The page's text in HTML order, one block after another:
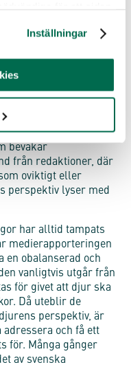
Inställningar
(6), som bygger på
María Ruiz
hur journalistiska
och ideologisk
Samtidigt förbises
Artikeln
bevakar
från redaktioner, där
oviktigt eller
perspektiv lyser med
har alltid tampats
medierapporteringen
en obalanserad och
vanligtvis utgår från
för givet att djur ska
Då uteblir de
perspektiv, är
och få ett
för. Många gånger
av svenska